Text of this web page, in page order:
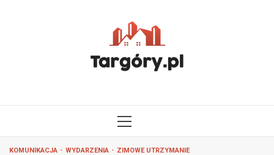
MENU
KOMUNIKACJA WYDARZENIA ZIMOWE UTRZYMANIE